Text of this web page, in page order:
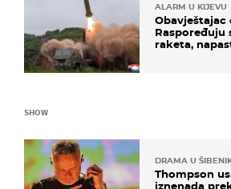
ALARM U KIJEVU
Obavještajac
Raspoređuju
raketa,
SHOW
DRAMA U
Thompson
iznenada